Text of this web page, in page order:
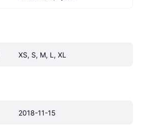
XS, S, M, L, XL
2018-11-15